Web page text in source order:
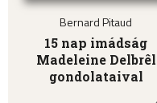
Bernard Pitaud
15 nap imádság
Madeleine Delbrêl
gondolataival